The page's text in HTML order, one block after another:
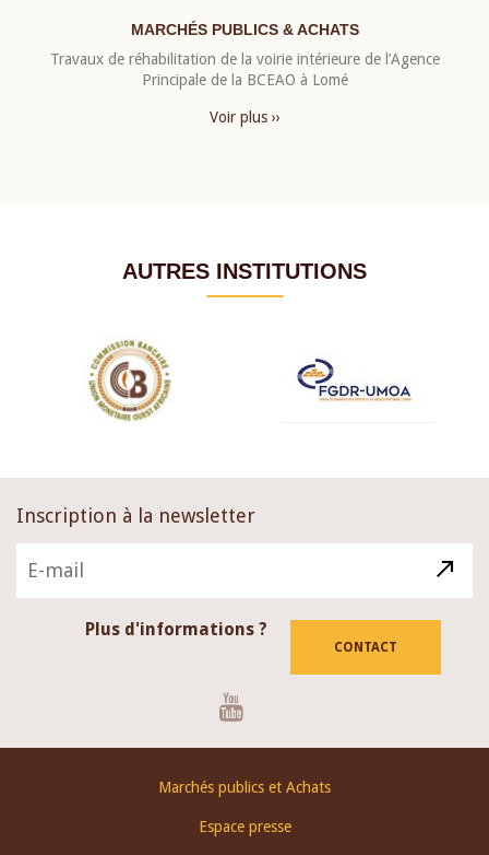
MARCHÉS PUBLICS & ACHATS
Travaux de réhabilitation de la voirie intérieure de l’Agence
Principale de la BCEAO à Lomé
Voir plus ››
AUTRES INSTITUTIONS
Inscription à la newsletter
Plus d'informations ?
CONTACT
Marchés publics et Achats
Espace presse